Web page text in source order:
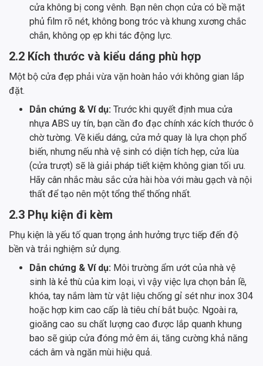
cửa không bị cong vênh. Bạn nên chọn cửa có bề mặt
phủ film rõ nét, không bong tróc và khung xương chắc
chắn, không ọp ẹp khi tác động lực.
2.2 Kích thước và kiểu dáng phù hợp
Một bộ cửa đẹp phải vừa vặn hoàn hảo với không gian lắp
đặt.
Dẫn chứng & Ví dụ: Trước khi quyết định mua cửa
nhựa ABS uy tín, bạn cần đo đạc chính xác kích thước ô
chờ tường. Về kiểu dáng, cửa mở quay là lựa chọn phổ
biến, nhưng nếu nhà vệ sinh có diện tích hẹp, cửa lùa
(cửa trượt) sẽ là giải pháp tiết kiệm không gian tối ưu.
Hãy cân nhắc màu sắc cửa hài hòa với màu gạch và nội
thất để tạo nên một tổng thể thống nhất.
2.3 Phụ kiện đi kèm
Phụ kiện là yếu tố quan trọng ảnh hưởng trực tiếp đến độ
bền và trải nghiệm sử dụng.
Dẫn chứng & Ví dụ: Môi trường ẩm ướt của nhà vệ
sinh là kẻ thù của kim loại, vì vậy việc lựa chọn bản lề,
khóa, tay nắm làm từ vật liệu chống gỉ sét như inox 304
hoặc hợp kim cao cấp là tiêu chí bắt buộc. Ngoài ra,
gioăng cao su chất lượng cao được lắp quanh khung
bao sẽ giúp cửa đóng mở êm ái, tăng cường khả năng
cách âm và ngăn mùi hiệu quả.